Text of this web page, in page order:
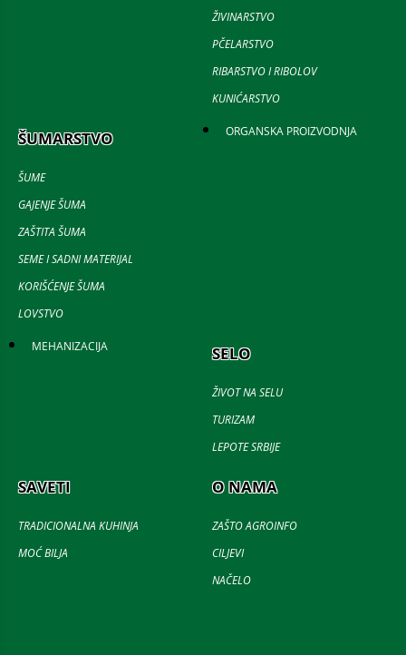
ŽIVINARSTVO
PČELARSTVO
RIBARSTVO I RIBOLOV
KUNIĆARSTVO
ŠUMARSTVO
ŠUME
GAJENJE ŠUMA
ZAŠTITA ŠUMA
SEME I SADNI MATERIJAL
KORIŠĆENJE ŠUMA
LOVSTVO
ORGANSKA PROIZVODNJA
MEHANIZACIJA SELO
ŽIVOT NA SELU
TURIZAM
LEPOTE SRBIJE
SAVETI
TRADICIONALNA KUHINJA
MOĆ BILJA
O NAMA
ZAŠTO AGROINFO
CILJEVI
NAČELO